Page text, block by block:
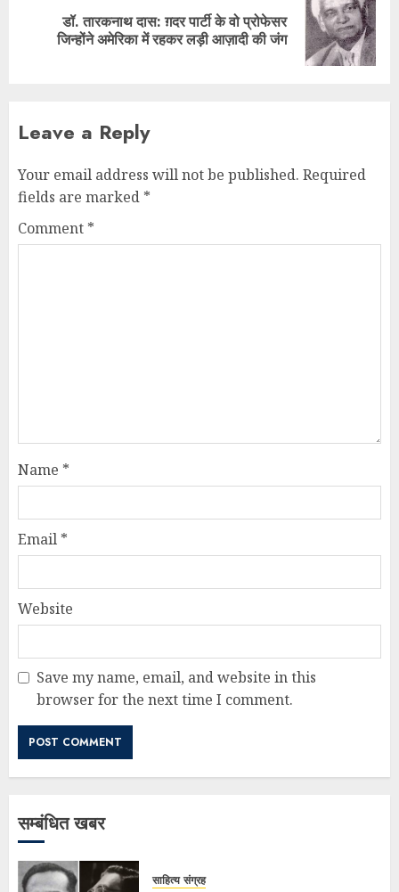
डॉ. तारकनाथ दास: ग़दर पार्टी के वो प्रोफेसर
जिन्होंने अमेरिका में रहकर लड़ी आज़ादी की जंग
Leave a Reply
Your email address will not be published. Required
fields are marked *
Comment *
Name *
Email *
Website
Save my name, email, and website in this
browser for the next time I comment.
सम्बंधित खबर
साहित्य संग्रह